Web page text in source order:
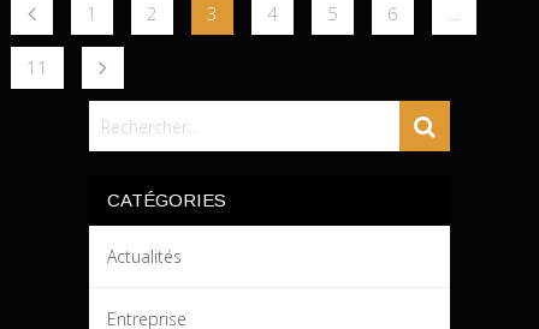
1 2 3 4 5 6 …
11
CATÉGORIES
Actualités
Entreprise